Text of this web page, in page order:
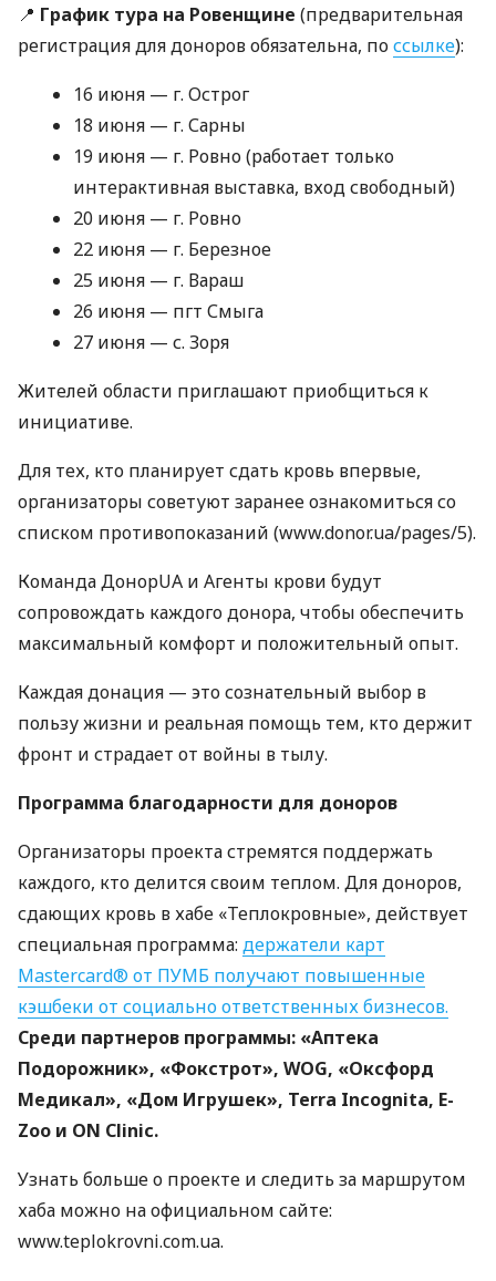
📍 График тура на Ровенщине (предварительная
регистрация для доноров обязательна, поссылке):
16 июня — г. Острог
18 июня — г. Сарны
19 июня — г. Ровно (работает только
интерактивная выставка, вход свободный)
20 июня — г. Ровно
22 июня — г. Березное
25 июня — г. Вараш
26 июня — пгт Смыга
27 июня — с. Зоря
Жителей области приглашают приобщиться к
инициативе.
Для тех, кто планирует сдать кровь впервые,
организаторы советуют заранее ознакомиться со
списком противопоказаний (www.donor.ua/pages/5).
Команда ДонорUA и Агенты крови будут
сопровождать каждого донора, чтобы обеспечить
максимальный комфорт и положительный опыт.
Каждая донация — это сознательный выбор в
пользу жизни и реальная помощь тем, кто держит
фронт и страдает от войны в тылу.
Программа благодарности для доноров
Организаторы проекта стремятся поддержать
каждого, кто делится своим теплом. Для доноров,
сдающих кровь в хабе «Теплокровные», действует
специальная программа: держатели карт
Mastercard® от ПУМБ получают повышенные
кэшбеки от социально ответственных бизнесов.
Среди партнеров программы: «Аптека
Подорожник», «Фокстрот», WOG, «Оксфорд
Медикал», «Дом Игрушек», Terra Incognita, E-
Zoo и ON Clinic.
Узнать больше о проекте и следить за маршрутом
хаба можно на официальном сайте:
www.teplokrovni.com.ua.